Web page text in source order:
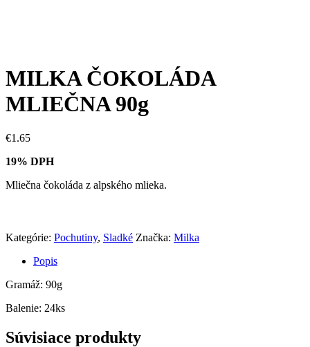
MILKA ČOKOLÁDA
MLIEČNA 90g
€1.65
19% DPH
Mliečna čokoláda z alpského mlieka.
Kategórie: Pochutiny, Sladké Značka: Milka
Popis
Gramáž: 90g
Balenie: 24ks
Súvisiace produkty